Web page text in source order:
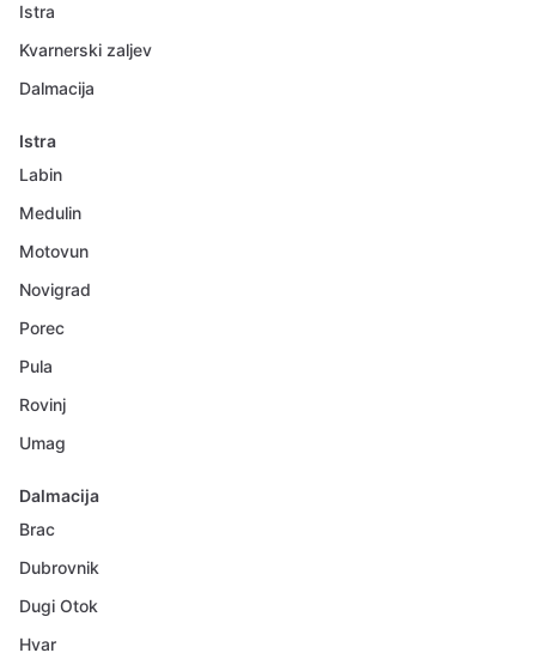
Istra
Kvarnerski zaljev
Dalmacija
Istra
Labin
Medulin
Motovun
Novigrad
Porec
Pula
Rovinj
Umag
Dalmacija
Brac
Dubrovnik
Dugi Otok
Hvar